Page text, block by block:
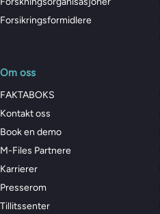
Forsikringsformidlere
Om oss
FAKTABOKS
Kontakt oss
Book en demo
M-Files Partnere
Karrierer
Presserom
Tillitssenter